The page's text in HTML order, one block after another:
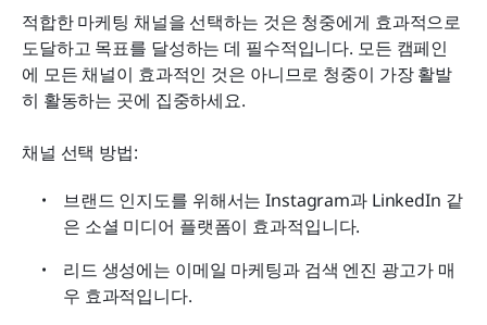
적합한 마케팅 채널을 선택하는 것은 청중에게 효과적으로
도달하고 목표를 달성하는 데 필수적입니다. 모든 캠페인
에 모든 채널이 효과적인 것은 아니므로 청중이 가장 활발
히 활동하는 곳에 집중하세요.
채널 선택 방법:
브랜드 인지도를 위해서는 Instagram과 LinkedIn 같
은 소셜 미디어 플랫폼이 효과적입니다.
리드 생성에는 이메일 마케팅과 검색 엔진 광고가 매
우 효과적입니다.